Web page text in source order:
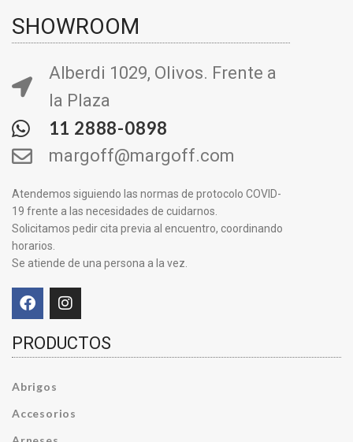
SHOWROOM
Alberdi 1029, Olivos. Frente a
la Plaza
11 2888-0898
margoff@margoff.com
Atendemos siguiendo las normas de protocolo COVID-
19 frente a las necesidades de cuidarnos.
Solicitamos pedir cita previa al encuentro, coordinando
horarios.
Se atiende de una persona a la vez.
PRODUCTOS
Abrigos
Accesorios